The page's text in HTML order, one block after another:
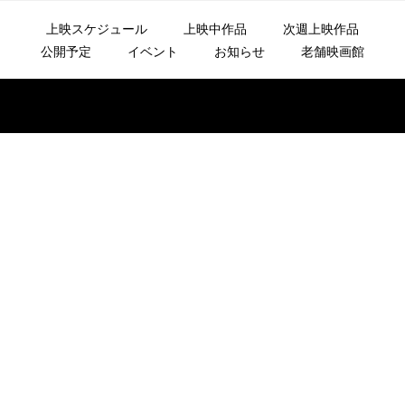
上映スケジュール 上映中作品
次週上映作品
公開予定
イベント お知らせ 老舗映画館